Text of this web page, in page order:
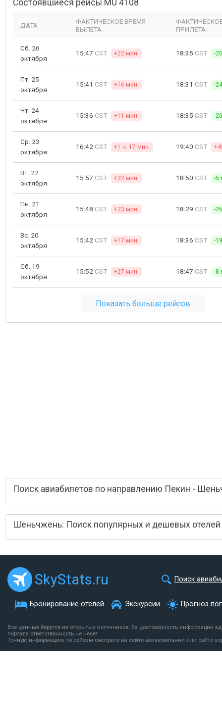
Состоявшиеся рейсы MU 4108
ДАТА
ФАКТИЧЕСКОЕ ВРЕМЯ
ВЫЛЕТА
ПРИЛЕТА
Сб. 26
октября
15:47 CST +22 мин. 18:35 CST -
Пт. 25
октября
15:41 CST +16 мин. 18:31 CST -
Чт. 24
октября
15:36 CST +11 мин. 18:35 CST -
Ср. 23
октября
16:42 CST +1 ч. 17 мин. 19:40 CST
Вт. 22
октября
15:57 CST +32 мин. 18:50 CST -5
Пн. 21
октября
15:48 CST +23 мин. 18:29 CST -
Вс. 20
октября
15:42 CST +17 мин. 18:36 CST -
Сб. 19
октября
15:52 CST +27 мин. 18:47 CST -8
Показать больше рейсов
Поиск авиабилетов по направлению Пекин -
Шеньчжень: Поиск популярных и дешевых отелей
SkyStats.ru Поиск
Бронирование отелей Экскурсии Прогноз
Все данные берутся из открытых источников. За достоверность информации
портала ответственность не несет.
Точную информацию по рейсам смотрите на сайте авиакомпании или сайте